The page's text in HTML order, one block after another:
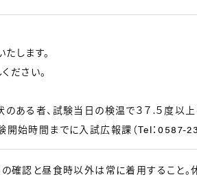
します。
ださい。
ある者、試験当日の検温で３７.５度以
始時間までに入試広報課（Tel：0587-
確認と昼食時以外は常に着用すること